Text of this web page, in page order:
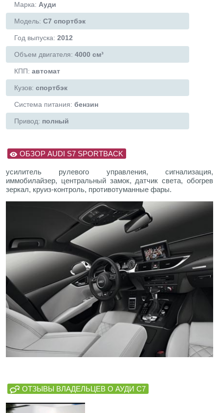
Марка: Ауди
Модель: С7 спортбэк
Год выпуска: 2012
Объем двигателя: 4000 см³
КПП: автомат
Кузов: спортбэк
Система питания: бензин
Привод: полный
ОБЗОР AUDI S7 SPORTBACK
усилитель рулевого управления, сигнализация,
иммобилайзер, центральный замок, датчик света, обогрев
зеркал, круиз-контроль, противотуманные фары.
ОТЗЫВЫ ВЛАДЕЛЬЦЕВ О АУДИ С7